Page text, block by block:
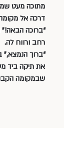
מתוכה מעט
דרכה אל
“ברוכה
רחב ורווח לה.
“ברוך הנמצא,”
את תיקה ביד
שבמקומה